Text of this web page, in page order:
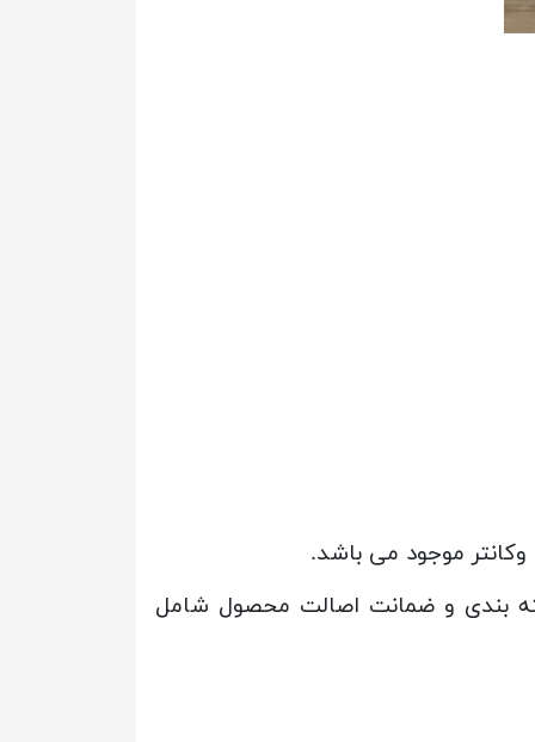
موجود می باشد.
بندی و ضمانت اصالت محصول شامل